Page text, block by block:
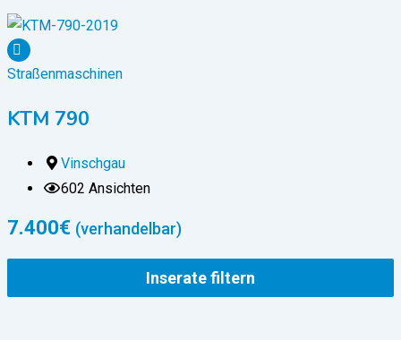
Straßenmaschinen
KTM 790
Vinschgau
602 Ansichten
7.400€ (verhandelbar)
Inserate filtern